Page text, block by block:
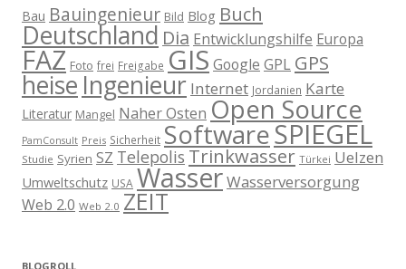
Bau Bauingenieur Bild Blog Buch
Deutschland Dia Entwicklungshilfe Europa
FAZ Foto frei Freigabe GIS Google GPL GPS
heise Ingenieur Internet Jordanien Karte
Literatur Mangel Naher Osten Open Source
PamConsult Preis Sicherheit SoftwareSPIEGEL
Studie Syrien SZ Telepolis Trinkwasser Türkei Uelzen
Umweltschutz USA WasserWasserversorgung
Web 2.0 Web 2.0 ZEIT
BLOGROLL